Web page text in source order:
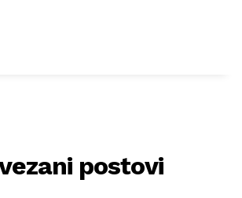
postovi